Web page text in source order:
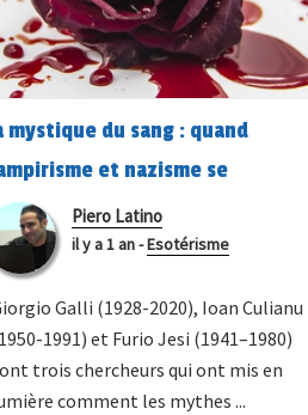
mystique du sang : quand
et nazisme se
chez Furio Jesi
Piero Latino
il y a 1 an-Esotérisme
Galli (1928-2020), Ioan Culianu
1991) et Furio Jesi (1941–1980)
trois chercheurs qui ont mis en
comment les mythes ...